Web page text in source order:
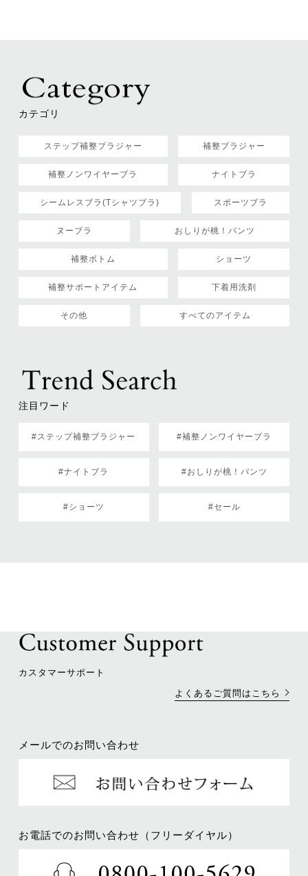
カテゴリ
ステップ補整ブラジャー 補整ブラジャー
補整ノンワイヤーブラ ナイトブラ
シームレスブラ(Tシャツブラ) スポーツブラ
ヌーブラ おしりが桃！パンツ
補整ボトム ショーツ
補整サポートアイテム 下着用洗剤
その他 すべてのアイテム
注目ワード
#ステップ補整ブラジャー #補整ノンワイヤーブラ
#ナイトブラ #おしりが桃！パンツ
#ショーツ #セール
カスタマーサポート
よくあるご質問はこちら
メールでのお問い合わせ
お電話でのお問い合わせ（フリーダイヤル）